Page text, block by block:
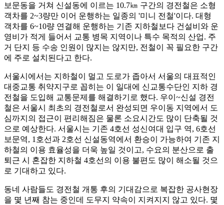
보문동을 거쳐 신설동에 이르는 10.7㎞ 구간의 경전철은 소형
객차를 2~3량만 이어 운행하는 일종의 '미니 전철'이다. 대형
객차를 6~10량 연결해 운행하는 기존 지하철보다 건설비와 운
영비가 적게 들어서 교통 병목 지역이나 특수 목적의 산업. 주
거 단지 등 수송 인원이 많지는 않지만, 전철이 꼭 필요한 구간
에 주로 설치된다고 한다.
서울시에서는 지하철이 멀고 도로가 좁아서 서울의 대표적인
대중교통 취약지구로 꼽히는 이 일대에 신교통수단인 지하 경
전철을 도입해 교통문제를 해결하기로 했다. 우이~신설 경전
철은 서울시 최초의 경전철로서 완성되면 우이동 지역에서 도
심까지의 접근이 편리해짐은 물론 소요시간도 많이 단축될 것
으로 예상한다. 서울시는 기존 4호선 성신여대 입구 역, 6호선
보문역, 1호선과 2호선 신설동역에서 환승이 가능하여 기존 지
하철의 이용 효율성을 더욱 높일 것이고, 수요의 분산으로 출
퇴근 시 혼잡한 지하철 4호선의 이용 불편도 많이 해소될 것으
로 기대하고 있다.
동네 사람들도 경전철 개통 후의 기대감으로 복잡한 공사현장
을 몇 년째 참는 중인데 도무지 약속이 지켜지지 않고 있다. 몇